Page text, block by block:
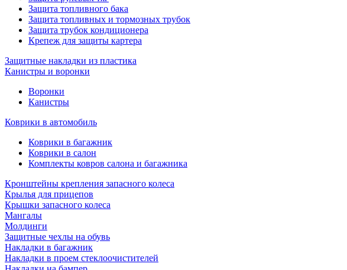
Защита топливного бака
Защита топливных и тормозных трубок
Защита трубок кондиционера
Крепеж для защиты картера
Защитные накладки из пластика
Канистры и воронки
Воронки
Канистры
Коврики в автомобиль
Коврики в багажник
Коврики в салон
Комплекты ковров салона и багажника
Кронштейны крепления запасного колеса
Крылья для прицепов
Крышки запасного колеса
Мангалы
Молдинги
Защитные чехлы на обувь
Накладки в багажник
Накладки в проем стеклоочистителей